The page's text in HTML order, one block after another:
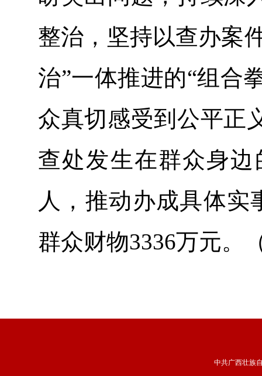
整治，坚持以查办案
治”一体推进的“组合
众真切感受到公平正
查处发生在群众身边
人，推动办成具体实
群众财物3336万元。
中共广西壮族